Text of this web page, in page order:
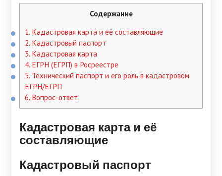
Содержание
1. Кадастровая карта и её составляющие
2. Кадастровый паспорт
3. Кадастровая карта
4. ЕГРН (ЕГРП) в Росреестре
5. Технический паспорт и его роль в кадастровом
ЕГРН/ЕГРП
6. Вопрос-ответ:
Кадастровая карта и её
составляющие
Кадастровый паспорт